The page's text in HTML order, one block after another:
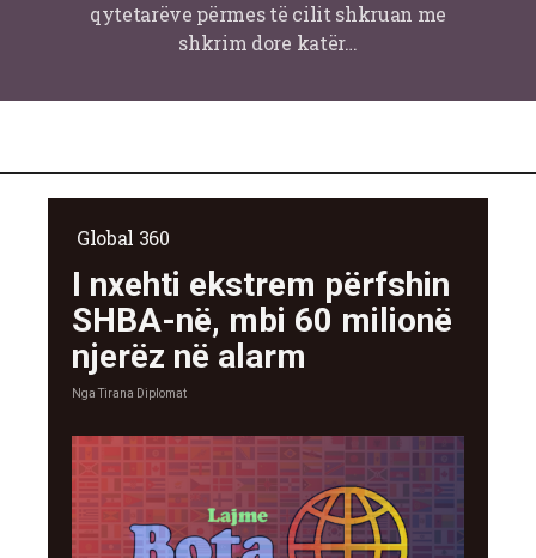
qytetarëve përmes të cilit shkruan me
shkrim dore katër…
Global 360
I nxehti ekstrem përfshin
SHBA-në, mbi 60 milionë
njerëz në alarm
Nga Tirana Diplomat